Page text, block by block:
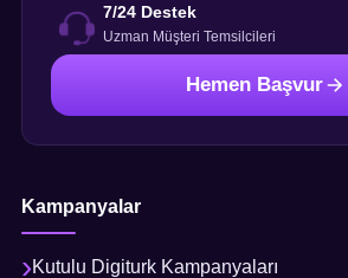
7/24 Destek
Uzman Müşteri Temsilcileri
Hemen Başvur
Kampanyalar
Kutulu Digiturk Kampanyaları